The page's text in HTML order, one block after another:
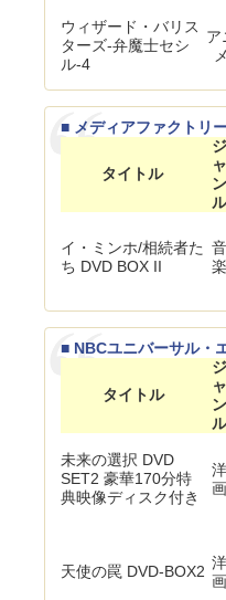
ウィザード・バリス
ターズ-弁魔士セシ
ル-4
ア
メ
■ メディアファクトリ
タイトル
ジ
ャ
ン
ル
イ・ミンホ/相続者た
ち DVD BOX II
音
楽
■ NBCユニバーサル・
タイトル
ジ
ャ
ン
未来の選択 DVD
SET2 豪華170分特
典映像ディスク付き
洋
画
天使の罠 DVD-BOX2 洋
画